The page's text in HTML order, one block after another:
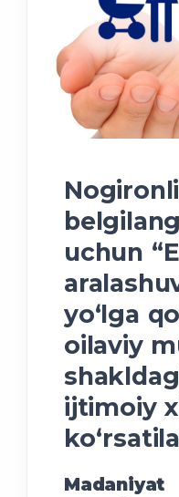
uchun
yo‘lga
oilaviy
ijtimoiy